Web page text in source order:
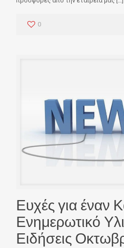
0
Ευχές για έναν
Ενημερωτικό
Ειδήσεις